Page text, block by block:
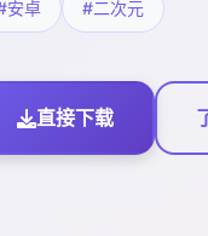
安卓 #二次元
直接下载